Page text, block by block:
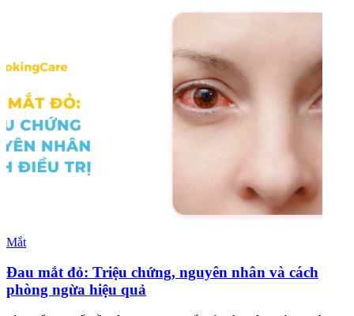
Mắt
Đau mắt đỏ: Triệu chứng, nguyên nhân và cách
phòng ngừa hiệu quả